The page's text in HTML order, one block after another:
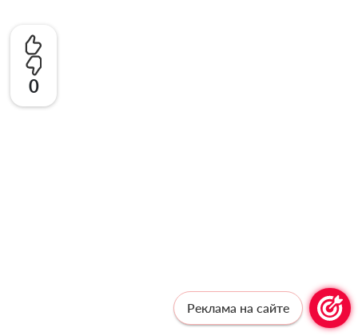
0
Реклама на сайте